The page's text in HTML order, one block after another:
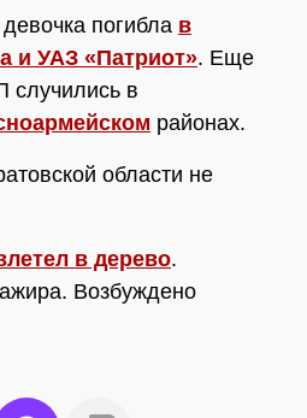
погибла в
и УАЗ «Патриот». Еще
случились в
районах.
области не
в дерево.
Возбуждено